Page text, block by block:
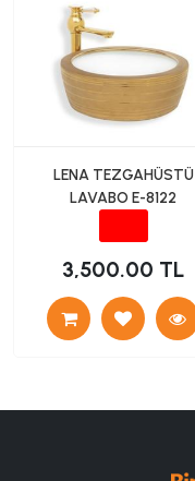
LENA TEZGAHÜSTÜ
LAVABO E-8122
3,500.00 TL